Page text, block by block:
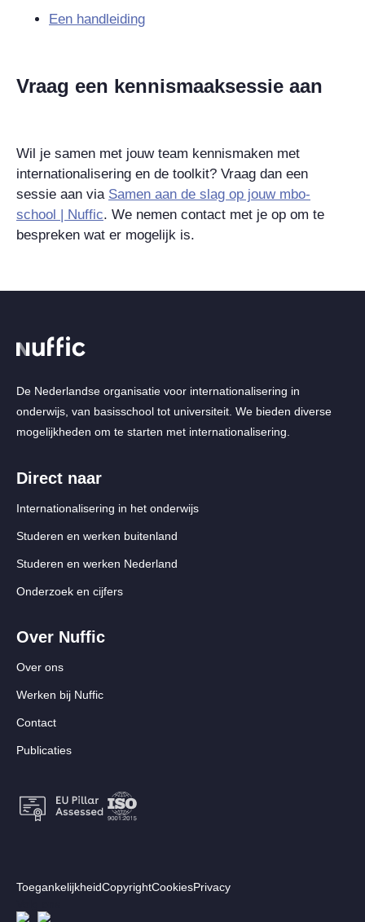
Een handleiding
Vraag een kennismaaksessie aan
Wil je samen met jouw team kennismaken met
internationalisering en de toolkit? Vraag dan een
sessie aan via Samen aan de slag op jouw mbo-
school | Nuffic. We nemen contact met je op om te
bespreken wat er mogelijk is.
De Nederlandse organisatie voor internationalisering in
onderwijs, van basisschool tot universiteit. We bieden diverse
mogelijkheden om te starten met internationalisering.
Direct naar
Internationalisering in het onderwijs
Studeren en werken buitenland
Studeren en werken Nederland
Onderzoek en cijfers
Over Nuffic
Over ons
Werken bij Nuffic
Contact
Publicaties
Footer:
ToegankelijkheidCopyrightCookiesPrivacy
Afbeelding
Afbeelding